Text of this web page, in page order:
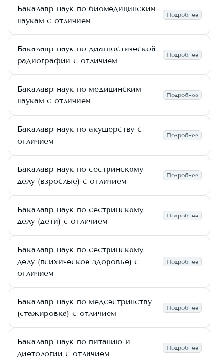
Бакалавр наук по биомедицинским
наукам с отличием
Подробнее
Бакалавр наук по диагностической
радиографии с отличием
Подробнее
Бакалавр наук по медицинским
наукам с отличием
Подробнее
Бакалавр наук по акушерству с
отличием
Подробнее
Бакалавр наук по сестринскому
делу (взрослые) с отличием
Подробнее
Бакалавр наук по сестринскому
делу (дети) с отличием
Подробнее
Бакалавр наук по сестринскому
делу (психическое здоровье) с
отличием
Подробнее
Бакалавр наук по медсестринству
(стажировка) с отличием
Подробнее
Бакалавр наук по питанию и
диетологии с отличием
Подробнее